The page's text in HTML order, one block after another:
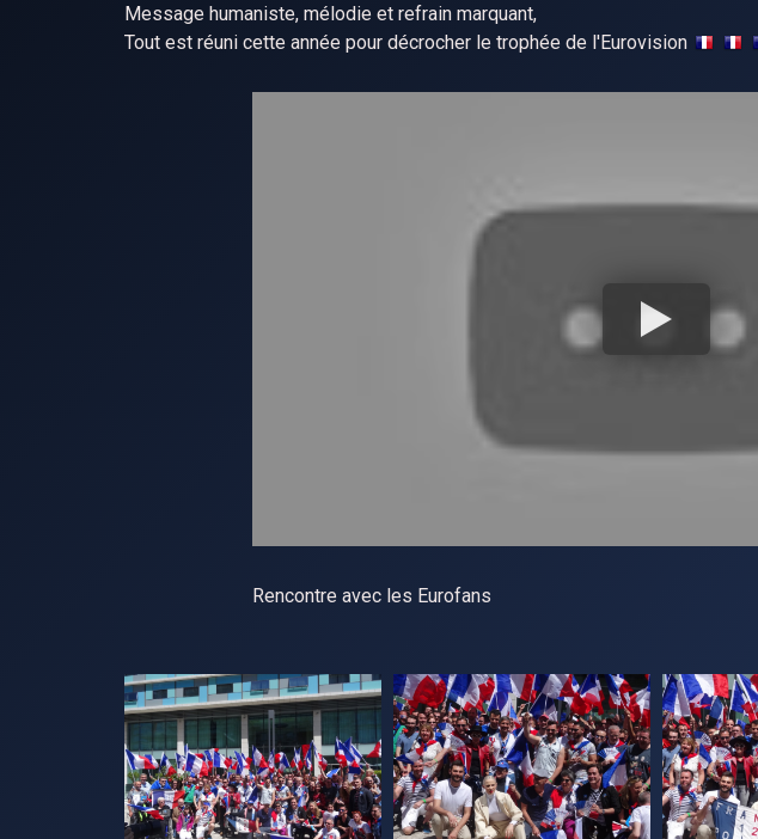
Message humaniste, mélodie et refrain marquant,
Tout est réuni cette année pour décrocher le trophée de l'Eurovision
Rencontre avec les Eurofans